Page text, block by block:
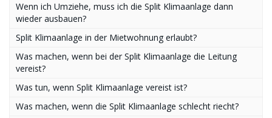
Wenn ich Umziehe, muss ich die Split Klimaanlage dann
wieder ausbauen?
Split Klimaanlage in der Mietwohnung erlaubt?
Was machen, wenn bei der Split Klimaanlage die Leitung
vereist?
Was tun, wenn Split Klimaanlage vereist ist?
Was machen, wenn die Split Klimaanlage schlecht riecht?